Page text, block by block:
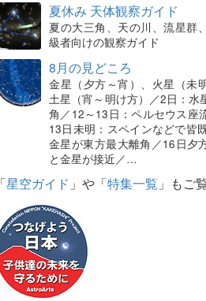
夏休み 天体観察ガイド
夏の大三角、天の川、流星群
級者向けの観察ガイド
8月の見どころ
金星（夕方～宵）、火星（未
土星（宵～明け方）／2日：水
角／12～13日：ペルセウス座
13日未明：スペインなどで皆
金星が東方最大離角／16日夕
と金星が接近／…
「星空ガイド 」や「特集一覧 」もご